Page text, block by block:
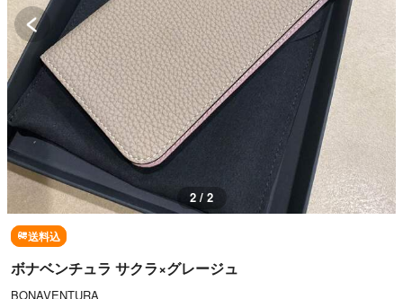
2 / 2
送料込
ボナベンチュラ サクラ×グレージュ
BONAVENTURA